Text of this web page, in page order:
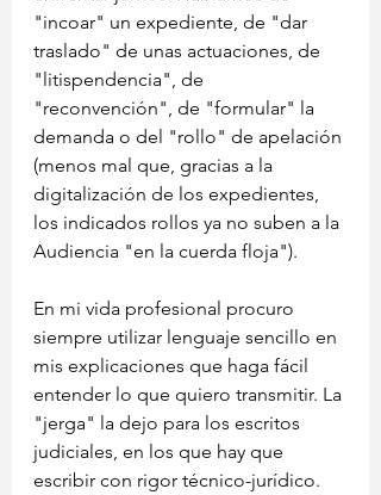
"incoar" un expediente, de "dar
traslado" de unas actuaciones, de
"litispendencia", de
"reconvención", de "formular" la
demanda o del "rollo" de apelación
(menos mal que, gracias a la
digitalización de los expedientes,
los indicados rollos ya no suben a la
Audiencia "en la cuerda floja").
En mi vida profesional procuro
siempre utilizar lenguaje sencillo en
mis explicaciones que haga fácil
entender lo que quiero transmitir. La
"jerga" la dejo para los escritos
judiciales, en los que hay que
escribir con rigor técnico-jurídico.